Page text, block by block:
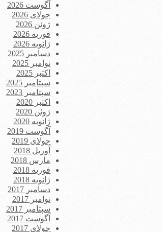
آگوست 2026
جولای 2026
ژوئن 2026
فوریه 2026
ژانویه 2026
دسامبر 2025
نوامبر 2025
اکتبر 2025
سپتامبر 2025
سپتامبر 2023
اکتبر 2020
ژوئن 2020
ژانویه 2020
آگوست 2019
جولای 2019
آوریل 2018
مارس 2018
فوریه 2018
ژانویه 2018
دسامبر 2017
نوامبر 2017
سپتامبر 2017
آگوست 2017
جولای 2017